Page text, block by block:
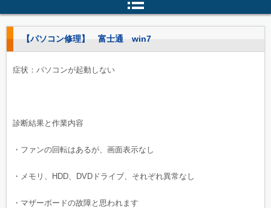
【パソコン修理】 富士通 win7
症状：パソコンが起動しない
診断結果と作業内容
・ファンの回転はあるが、画面表示なし
・メモリ、HDD、DVDドライブ、それぞれ異常なし
・マザーボードの故障と思われます